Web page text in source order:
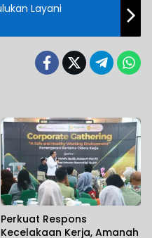
Perkuat Respons
Kecelakaan Kerja, Amanah